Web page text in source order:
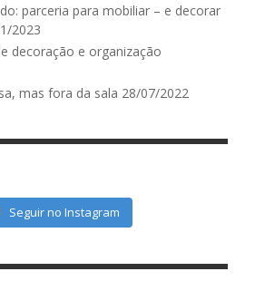
parceria para mobiliar – e decorar
2023
decoração e organização
mas fora da sala 28/07/2022
Seguir no Instagram